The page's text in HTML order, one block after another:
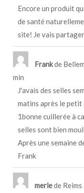
Encore un produit
de santé
site! Je vais partager
Frankde
min
J'avais des selles
matins après le petit
1bonne cuillerée à
selles sont bien
Après une semaine
Frank
merlede Reims